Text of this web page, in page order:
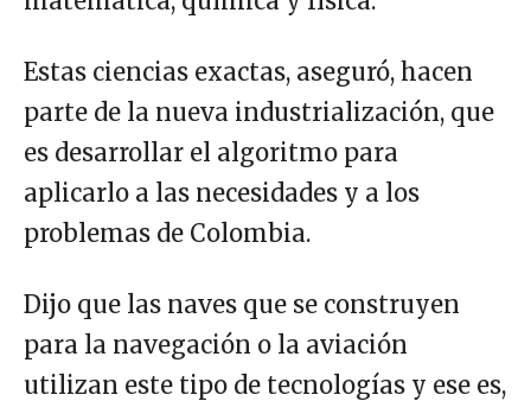
Estas ciencias exactas, aseguró, hacen
parte de la nueva industrialización, que
es desarrollar el algoritmo para
aplicarlo a las necesidades y a los
problemas de Colombia.
Dijo que las naves que se construyen
para la navegación o la aviación
utilizan este tipo de tecnologías y ese es,